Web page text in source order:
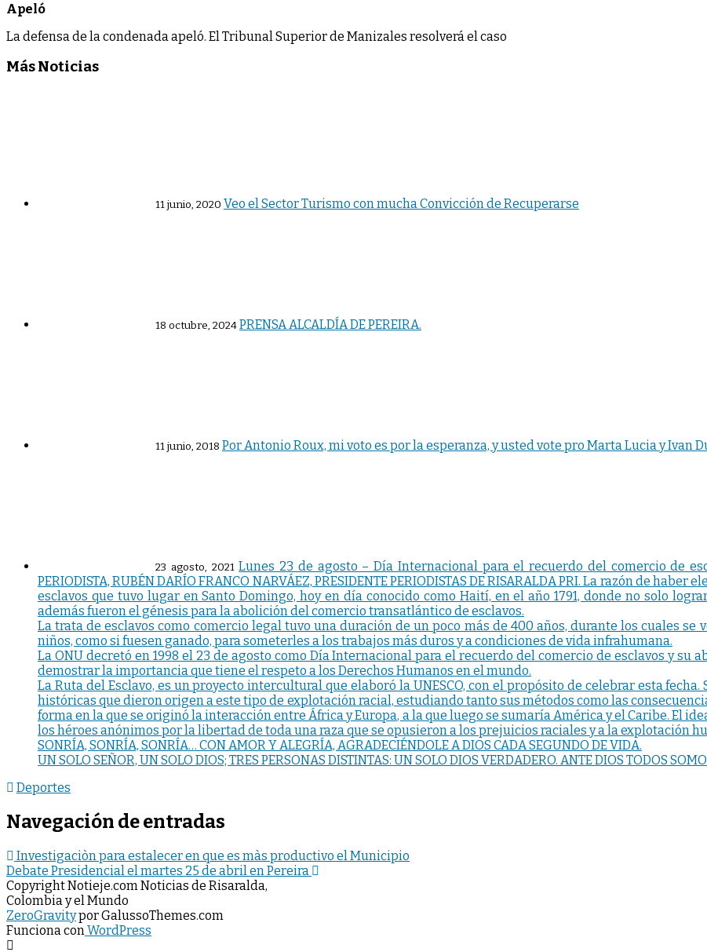
Apeló
La defensa de la condenada apeló. El Tribunal Superior de Manizales resolverá el caso
Más Noticias
11 junio, 2020 Veo el Sector Turismo con mucha Convicción de Recuperarse
18 octubre, 2024PRENSA ALCALDÍA DE PEREIRA.
11 junio, 2018 Por Antonio Roux, mi voto es por la esperanza, y usted vote pro Marta Lucia y Ivan
23 agosto, 2021 Lunes 23 de agosto – Día Internacional para el recuerdo del comercio de
PERIODISTA, RUBÉN DARÍO FRANCO NARVÁEZ, PRESIDENTE PERIODISTAS DE RISARALDA PRI. La razón de
esclavos que tuvo lugar en Santo Domingo, hoy en día conocido como Haití, en el año 1791, donde no solo
además fueron el génesis para la abolición del comercio transatlántico de esclavos.
La trata de esclavos como comercio legal tuvo una duración de un poco más de 400 años, durante los cuales
niños, como si fuesen ganado, para someterles a los trabajos más duros y a condiciones de vida infrahumana.
La ONU decretó en 1998 el 23 de agosto como Día Internacional para el recuerdo del comercio de esclavos y su
demostrar la importancia que tiene el respeto a los Derechos Humanos en el mundo.
La Ruta del Esclavo, es un proyecto intercultural que elaboró la UNESCO, con el propósito de celebrar esta
históricas que dieron origen a este tipo de explotación racial, estudiando tanto sus métodos como las
forma en la que se originó la interacción entre África y Europa, a la que luego se sumaría América y el Caribe. El
los héroes anónimos por la libertad de toda una raza que se opusieron a los prejuicios raciales y a la explotación
SONRÍA, SONRÍA, SONRÍA… CON AMOR Y ALEGRÍA, AGRADECIÉNDOLE A DIOS CADA SEGUNDO DE VIDA.
UN SOLO SEÑOR, UN SOLO DIOS; TRES PERSONAS DISTINTAS: UN SOLO DIOS VERDADERO. ANTE DIOS TODOS
Deportes
Navegación de entradas
Investigaciòn para estalecer en que es màs productivo el Municipio
Debate Presidencial el martes 25 de abril en Pereira
Copyright Notieje.com Noticias de Risaralda,
Colombia y el Mundo
ZeroGravitypor GalussoThemes.com
Funciona con WordPress